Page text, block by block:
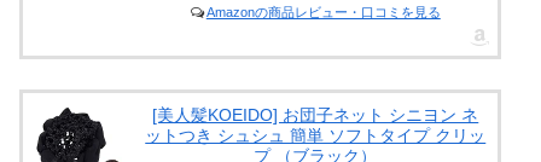
Amazonの商品レビュー・口コミを見る
[美人髪KOEIDO] お団子ネット シニヨン ネ
ットつき シュシュ 簡単 ソフトタイプ クリッ
プ （ブラック）